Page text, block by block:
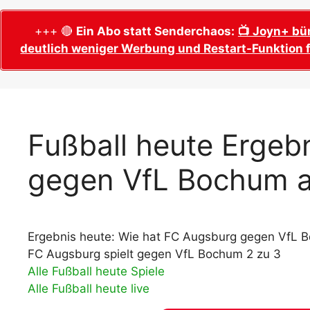
Wer wird Fußball-Weltmeister 2026?
Alle WM 2026 Trainer
Adidas Trionda: offizielle WM 2026
Spielball
Alle Nationalspieler der FIFA Fußball WM
WM 2026 Qualifikation in Europa: Tabelle
& Spielplan
WM 2026
Termine,
WM 2026
WM 2026
Spielort
Fußball WM
Ausfüllen &
+++ 🔴 Ein Abo statt Senderchaos: 📺 Joyn+
deutlich weniger Werbung und Restart-
Fußball heute
gegen VfL Bochum
Ergebnis heute: Wie hat FC Augsburg gegen VfL
FC Augsburg spielt gegen VfL Bochum 2 zu 3
Alle Fußball heute Spiele
Alle Fußball heute live